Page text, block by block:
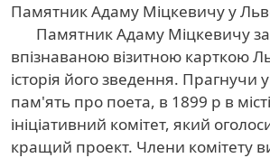
Памятник Адаму Міцкевичу у
Памятник Адаму Міцкевичу
впізнаваною візитною карткою
історія його зведення. Прагнучи
пам'ять про поета, в 1899 р в
ініціативний комітет, який
кращий проект. Члени комітету